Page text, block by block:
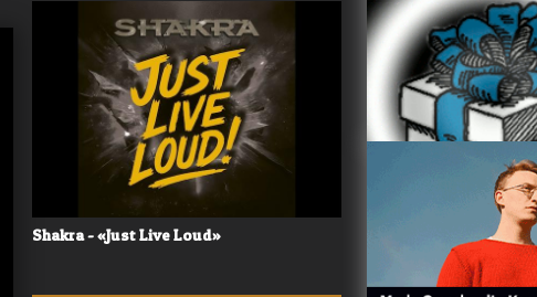
Shakra - «Just Live Loud» Valerù - «IL MARE»